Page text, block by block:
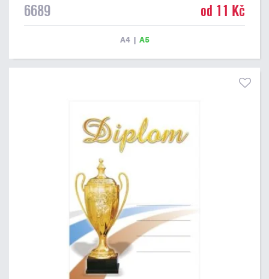
diplom je vhodný pro většinu událostí, ke kterým by se hodil i
6689 od 11 Kč
A4| A5